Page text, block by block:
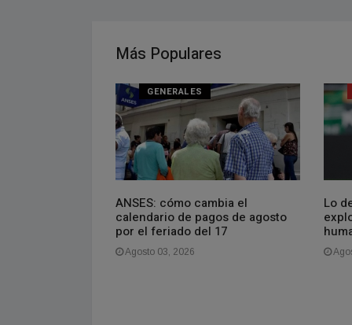
Más Populares
GENERALES
ANSES: cómo cambia el
calendario de pagos de agosto
por el feriado del 17
Agosto 03, 2026
Lo